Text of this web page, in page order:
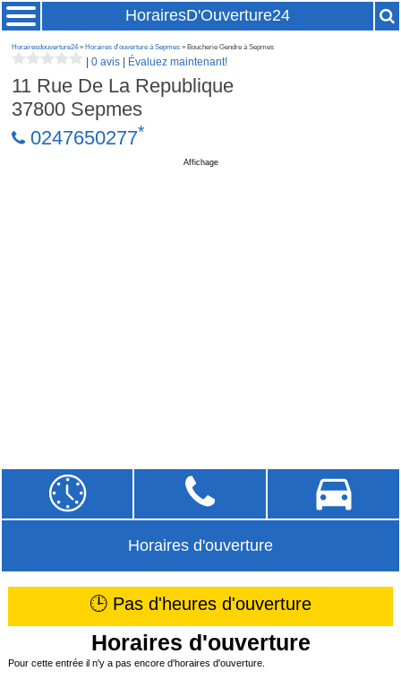
HorairesD'Ouverture24
Horairesdouverture24» Horaires d'ouverture à Sepmes » Boucherie Gendre à Sepmes
|0 avis Évaluez maintenant!
11 Rue De La Republique
37800 Sepmes
0247650277*
Affichage
Horaires d'ouverture
🕒 Pas d'heures d'ouverture
Horaires d'ouverture
Pour cette entrée il n'y a pas encore d'horaires d'ouverture.